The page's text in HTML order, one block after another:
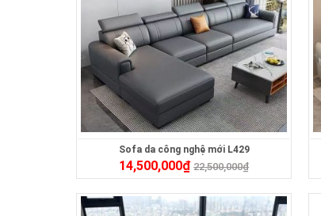
Sofa da công nghệ mới L429
14,500,000₫ 22,500,000₫